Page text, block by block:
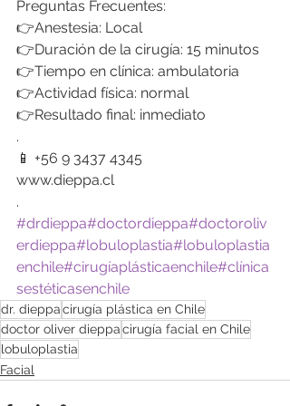
Preguntas Frecuentes:
👉Anestesia: Local
👉Duración de la cirugía: 15 minutos
👉Tiempo en clínica: ambulatoria
👉Actividad física: normal
👉Resultado final: inmediato
.
📱 +56 9 3437 4345
www.dieppa.cl
.
#drdieppa#doctordieppa#doctoroliv
erdieppa#lobuloplastia#lobuloplastia
enchile#cirugíaplásticaenchile#clínica
sestéticasenchile
dr. dieppacirugía plástica en Chile
doctor oliver dieppacirugía facial en Chile
lobuloplastia
Facial